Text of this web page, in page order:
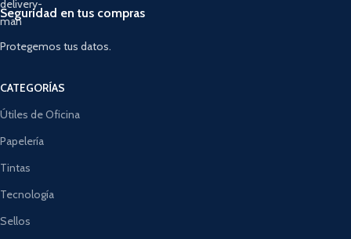
Seguridad en tus compras
Protegemos tus datos.
CATEGORÍAS
Útiles de Oficina
Papelería
Tintas
Tecnología
Sellos